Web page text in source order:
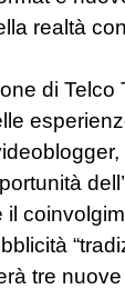
realtà
di Telco
tre